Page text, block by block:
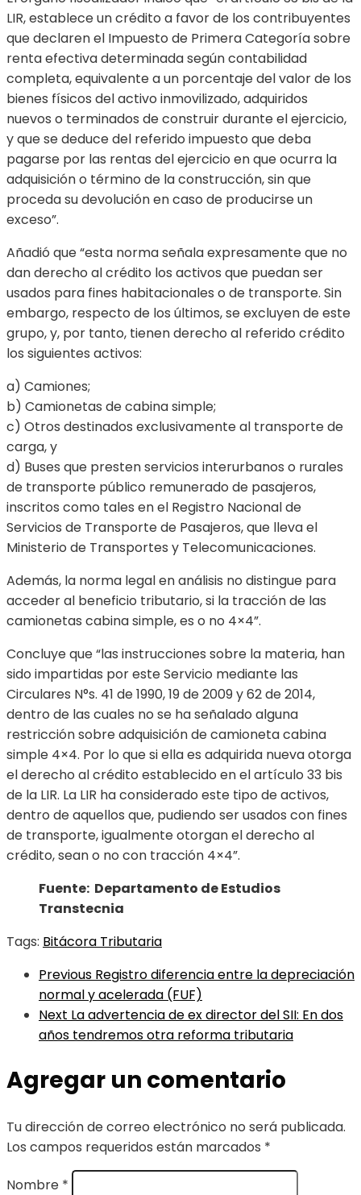
LIR, establece un crédito a favor de los contribuyentes
que declaren el Impuesto de Primera Categoría sobre
renta efectiva determinada según contabilidad
completa, equivalente a un porcentaje del valor de los
bienes físicos del activo inmovilizado, adquiridos
nuevos o terminados de construir durante el ejercicio,
y que se deduce del referido impuesto que deba
pagarse por las rentas del ejercicio en que ocurra la
adquisición o término de la construcción, sin que
proceda su devolución en caso de producirse un
exceso”.
Añadió que “esta norma señala expresamente que no
dan derecho al crédito los activos que puedan ser
usados para fines habitacionales o de transporte. Sin
embargo, respecto de los últimos, se excluyen de este
grupo, y, por tanto, tienen derecho al referido crédito
los siguientes activos:
a) Camiones;
b) Camionetas de cabina simple;
c) Otros destinados exclusivamente al transporte de
carga, y
d) Buses que presten servicios interurbanos o rurales
de transporte público remunerado de pasajeros,
inscritos como tales en el Registro Nacional de
Servicios de Transporte de Pasajeros, que lleva el
Ministerio de Transportes y Telecomunicaciones.
Además, la norma legal en análisis no distingue para
acceder al beneficio tributario, si la tracción de las
camionetas cabina simple, es o no 4×4”.
Concluye que “las instrucciones sobre la materia, han
sido impartidas por este Servicio mediante las
Circulares N°s. 41 de 1990, 19 de 2009 y 62 de 2014,
dentro de las cuales no se ha señalado alguna
restricción sobre adquisición de camioneta cabina
simple 4×4. Por lo que si ella es adquirida nueva otorga
el derecho al crédito establecido en el artículo 33 bis
de la LIR. La LIR ha considerado este tipo de activos,
dentro de aquellos que, pudiendo ser usados con fines
de transporte, igualmente otorgan el derecho al
crédito, sean o no con tracción 4×4”.
Fuente: Departamento de Estudios
Transtecnia
Tags: Bitácora Tributaria
Previous Registro diferencia entre la depreciación
normal y acelerada (FUF)
Next La advertencia de ex director del SII: En dos
años tendremos otra reforma tributaria
Agregar un comentario
Tu dirección de correo electrónico no será publicada.
Los campos requeridos están marcados *
Nombre *